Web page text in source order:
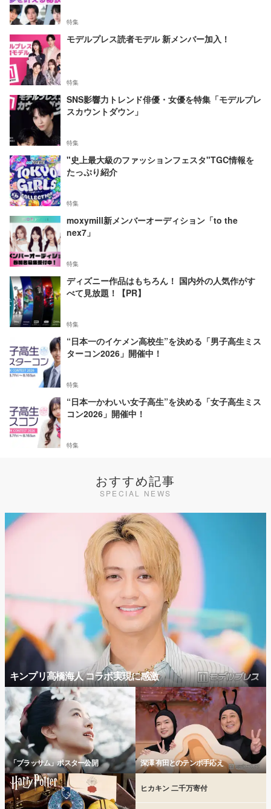
特集
モデルプレス読者モデル 新メンバー加入！
特集
SNS影響力トレンド俳優・女優を特集「モデルプレ
スカウントダウン」
特集
"史上最大級のファッションフェスタ"TGC情報を
たっぷり紹介
特集
moxymill新メンバーオーディション「to the
nex7」
特集
ディズニー作品はもちろん！ 国内外の人気作がす
べて見放題！【PR】
特集
“日本一のイケメン高校生”を決める「男子高生ミス
ターコン2026」開催中！
特集
“日本一かわいい女子高生”を決める「女子高生ミス
コン2026」開催中！
特集
おすすめ記事
SPECIAL NEWS
キンプリ高橋海人 コラボ実現に感激
「ブラッサム」ポスター公開 深澤 有田とのテンポ手応え
ヒカキン 二千万寄付